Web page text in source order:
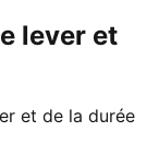
lever et
et de la durée